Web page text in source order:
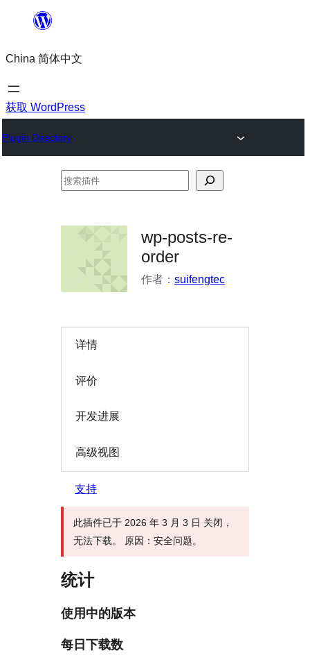
内
容
China 简体中文
获取 WordPress
Plugin Directory
搜
wp-posts-re-
order
作者： suifengtec
详情
评价
开发进展
高级视图
支持
此插件已于 2026 年 3 月 3 日 关闭，
无法下载。 原因：安全问题。
统计
使用中的版本
每日下载数